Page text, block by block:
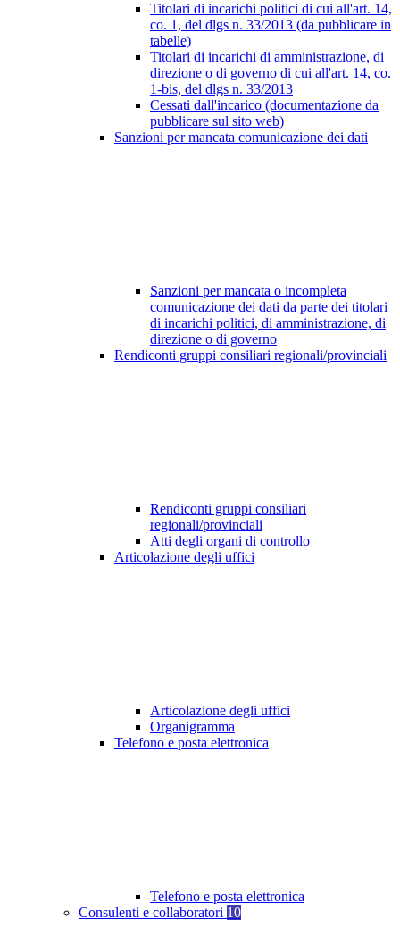
Titolari di incarichi politici di cui all'art. 14,
co. 1, del dlgs n. 33/2013 (da pubblicare in
tabelle)
Titolari di incarichi di amministrazione, di
direzione o di governo di cui all'art. 14, co.
1-bis, del dlgs n. 33/2013
Cessati dall'incarico (documentazione da
pubblicare sul sito web)
Sanzioni per mancata comunicazione dei dati
Sanzioni per mancata o incompleta
comunicazione dei dati da parte dei titolari
di incarichi politici, di amministrazione, di
direzione o di governo
Rendiconti gruppi consiliari regionali/provinciali
Rendiconti gruppi consiliari
regionali/provinciali
Atti degli organi di controllo
Articolazione degli uffici
Articolazione degli uffici
Organigramma
Telefono e posta elettronica
Telefono e posta elettronica
Consulenti e collaboratori 10